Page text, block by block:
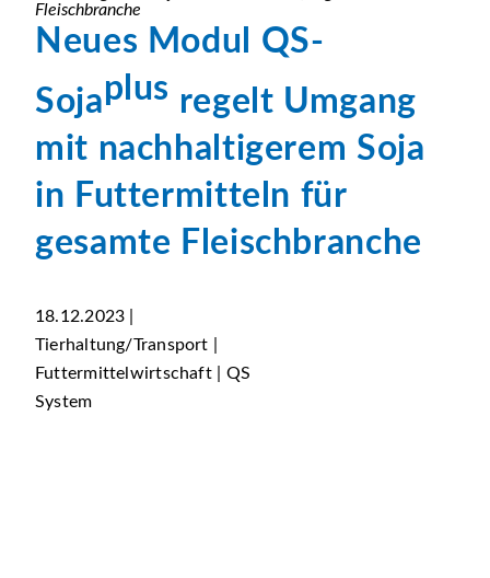
Fleischbranche
Neues Modul QS-
Sojaplus regelt Umgang
mit nachhaltigerem Soja
in Futtermitteln für
gesamte Fleischbranche
18.12.2023 |
Tierhaltung/Transport |
Futtermittelwirtschaft | QS
System